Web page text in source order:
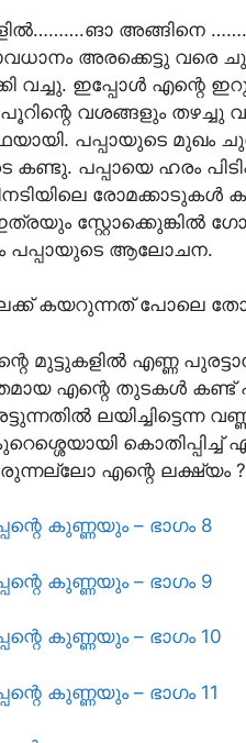
അങ്ങിനെ
അരക്കെട്ടു വരെ
വച്ചു. ഇപ്പോള്‍ എന്റെ
വശങ്ങളും തഴച്ചു
പപ്പായുടെ മുഖം
പപ്പായെ ഹരം
സ്റ്റോക്കുെങ്കില്‍
പപ്പായുടെ ആലോചന.
കയറുന്നത് പോലെ
മുട്ടുകളില്‍ എണ്ണ
എന്റെ തുടകള്‍ കണ്ട്
ലയിച്ചിട്ടെന്ന
കൊതിപ്പിച്ച്
എന്റെ ലക്ഷ്യം ?
കുണ്ണയും – ഭാഗം 8
കുണ്ണയും – ഭാഗം 9
കുണ്ണയും – ഭാഗം 10
കുണ്ണയും – ഭാഗം 11